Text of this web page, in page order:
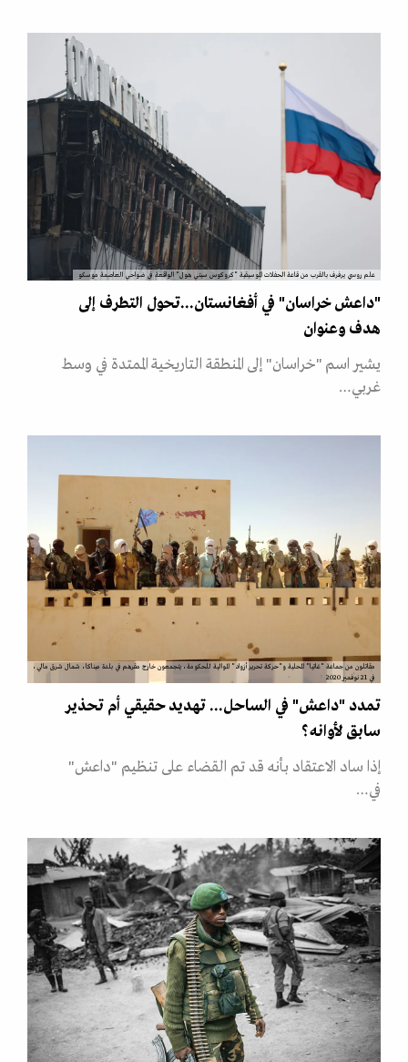
علم روسي يرفرف بالقرب من قاعة الحفلات الموسيقية "كروكوس سيتي هول" الواقعة في ضواحي العاصمة موسكو
"داعش خراسان" في أفغانستان...تحول التطرف إلى
هدف وعنوان
يشير اسم "خراسان" إلى المنطقة التاريخية الممتدة في وسط
غربي…
مقاتلون من جماعة "غاتيا" المحلية و"حركة تحرير أزواد" الموالية للحكومة، يتجمعون خارج مقرهم في بلدة ميناكا، شمال شرق مالي،
في 21 نوفمبر 2020
تمدد "داعش" في الساحل... تهديد حقيقي أم تحذير
سابق لأوانه؟
إذا ساد الاعتقاد بأنه قد تم القضاء على تنظيم "داعش"
في…